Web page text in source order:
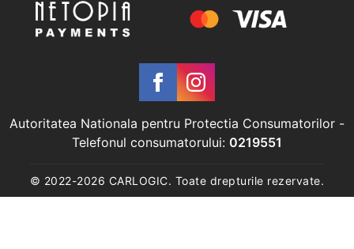
Autoritatea Nationala pentru Protectia Consumatorilor -
Telefonul consumatorului: 0219551
© 2022-2026 CARLOGIC. Toate drepturile rezervate.